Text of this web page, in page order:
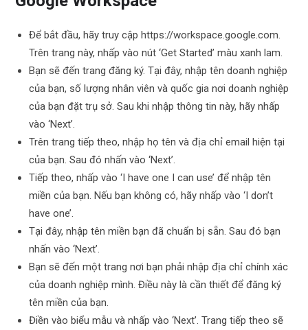
Để bắt đầu, hãy truy cập https://workspace.google.com.
Trên trang này, nhấp vào nút ‘Get Started’ màu xanh lam.
Bạn sẽ đến trang đăng ký. Tại đây, nhập tên doanh nghiệp
của bạn, số lượng nhân viên và quốc gia nơi doanh nghiệp
của bạn đặt trụ sở. Sau khi nhập thông tin này, hãy nhấp
vào ‘Next’.
Trên trang tiếp theo, nhập họ tên và địa chỉ email hiện tại
của bạn. Sau đó nhấn vào ‘Next’.
Tiếp theo, nhấp vào ‘I have one I can use’ để nhập tên
miền của bạn. Nếu bạn không có, hãy nhấp vào ‘I don’t
have one’.
Tại đây, nhập tên miền bạn đã chuẩn bị sẵn. Sau đó bạn
nhấn vào ‘Next’.
Bạn sẽ đến một trang nơi bạn phải nhập địa chỉ chính xác
của doanh nghiệp mình. Điều này là cần thiết để đăng ký
tên miền của bạn.
Điền vào biểu mẫu và nhấp vào ‘Next’. Trang tiếp theo sẽ